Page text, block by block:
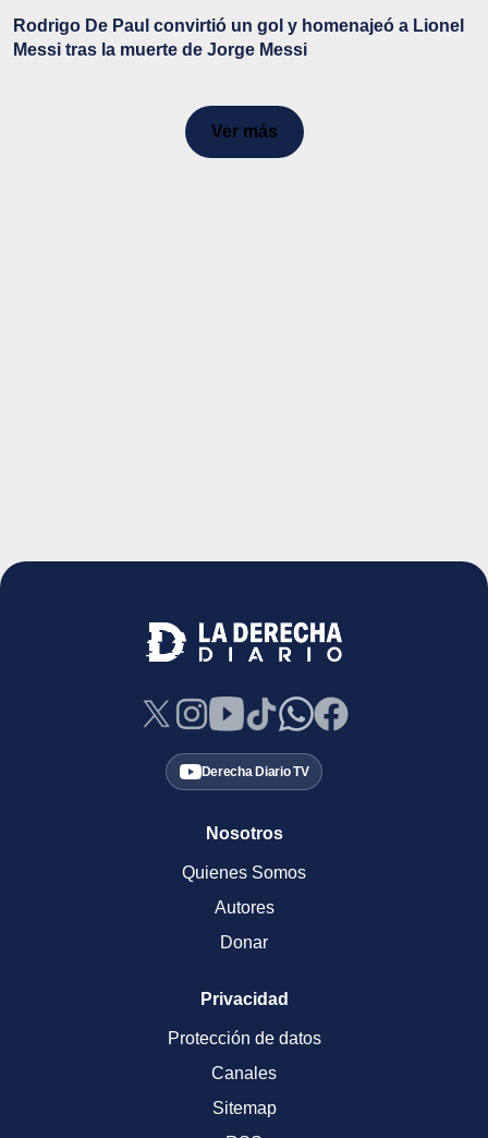
Rodrigo De Paul convirtió un gol y homenajeó a Lionel
Messi tras la muerte de Jorge Messi
Ver más
Derecha Diario TV
Nosotros
Quienes Somos
Autores
Donar
Privacidad
Protección de datos
Canales
Sitemap